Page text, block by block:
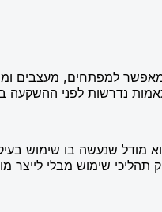
מאפשר למפתחים, מעצבים
נדרשות לפני ההשקעה
שנעשה בו שימוש
שימוש מבלי לייצר